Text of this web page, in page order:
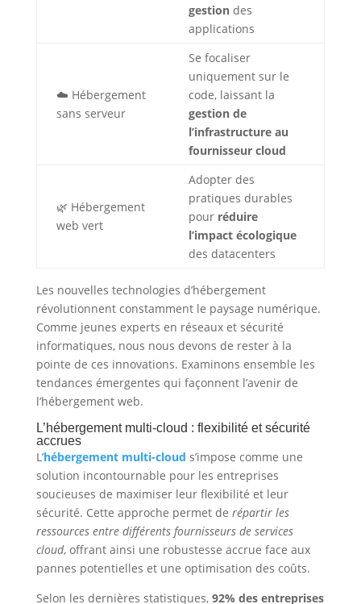
gestiondes
applications
☁️ Hébergement
sans serveur
Se focaliser
uniquement sur le
code, laissant la
gestion de
l’infrastructure au
fournisseur cloud
🌿 Hébergement
web vert
Adopter des
pratiques durables
pour réduire
l’impact écologique
des datacenters
Les nouvelles technologies d’hébergement
révolutionnent constamment le paysage numérique.
Comme jeunes experts en réseaux et sécurité
informatiques, nous nous devons de rester à la
pointe de ces innovations. Examinons ensemble les
tendances émergentes qui façonnent l’avenir de
l’hébergement web.
L’hébergement multi-cloud : flexibilité et sécurité
accrues
L’hébergement multi-cloud s’impose comme une
solution incontournable pour les entreprises
soucieuses de maximiser leur flexibilité et leur
sécurité. Cette approche permet de répartir les
ressources entre différents fournisseurs de services
cloud, offrant ainsi une robustesse accrue face aux
pannes potentielles et une optimisation des coûts.
Selon les dernières statistiques, 92% des entreprises